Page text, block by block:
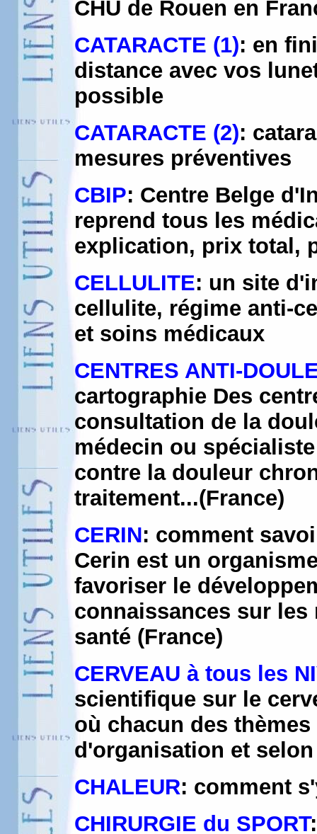
CHU de Rouen en
CATARACTE (1): en
distance avec vos
possible
CATARACTE (2):
mesures préventives
CBIP: Centre Belge
reprend tous les
explication, prix total,
CELLULITE: un site
cellulite, régime anti-
et soins médicaux
CENTRES ANTI-
cartographie Des
consultation de la
médecin ou
contre la douleur
traitement...(France)
CERIN: comment
Cerin est un
favoriser le
connaissances sur
santé (France)
CERVEAU à tous les
scientifique sur le
où chacun des
d'organisation et
CHALEUR: comment
CHIRURGIE du SPORT